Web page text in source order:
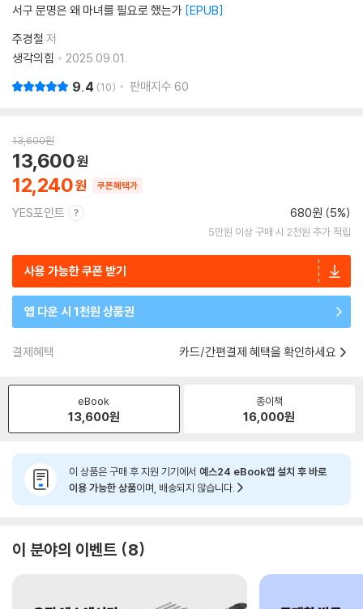
서구 문명은 왜 마녀를 필요로 했는가 EPUB
주경철 저
생각의힘
2025.09.01.
9.4 10 판매지수 60
13,600원
12,240
13,600
쿠폰혜택가
YES포인트 680원 (5%)
5만원 이상 구매 시 2천원 추가 적립
사용 가능한 쿠폰 받기
앱 다운 시 1천원 상품권
결제혜택 카드/간편결제 혜택을 확인하세요
eBook
13,600원
종이책
16,000원
이 상품은 구매 후 지원 기기에서 예스24 eBook앱 설치 후 바로
이용 가능한 상품이며, 배송되지 않습니다.
이 분야의 이벤트 8